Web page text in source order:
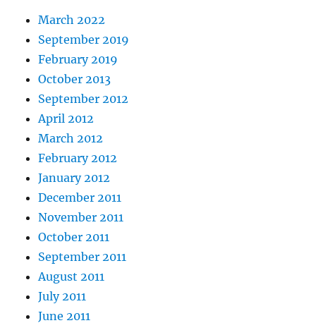
March 2022
September 2019
February 2019
October 2013
September 2012
April 2012
March 2012
February 2012
January 2012
December 2011
November 2011
October 2011
September 2011
August 2011
July 2011
June 2011